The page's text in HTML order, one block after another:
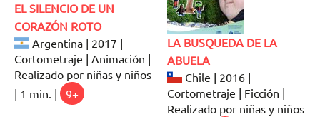
EL SILENCIO DE UN
CORAZÓN ROTO
Argentina | 2017 |
Cortometraje | Animación |
Realizado por niñas y niños
| 1 min. |
9+
LA BUSQUEDA DE LA
ABUELA
Chile | 2016 |
Cortometraje | Ficción |
Realizado por niñas y niños